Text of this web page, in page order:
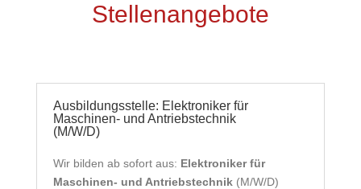
Stellenangebote
Ausbildungsstelle: Elektroniker für
Maschinen- und Antriebstechnik
(M/W/D)
Wir bilden ab sofort aus: Elektroniker für
Maschinen- und Antriebstechnik (M/W/D)